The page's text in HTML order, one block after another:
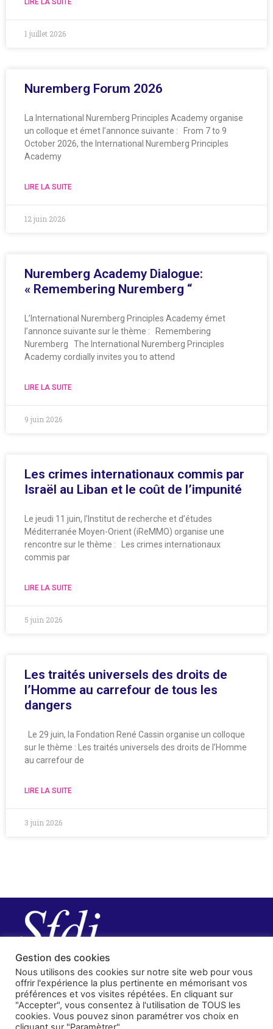
LIRE LA SUITE
1 juillet 2026
Nuremberg Forum 2026
La International Nuremberg Principles Academy organise
un colloque et émet l’annonce suivante : From 7 to 9
October 2026, the International Nuremberg Principles
Academy
LIRE LA SUITE
12 juin 2026
Nuremberg Academy Dialogue:
« Remembering Nuremberg “
L’International Nuremberg Principles Academy émet
l’annonce suivante sur le thème : Remembering
Nuremberg The International Nuremberg Principles
Academy cordially invites you to attend
LIRE LA SUITE
9 juin 2026
Les crimes internationaux commis par
Israël au Liban et le coût de l’impunité
Le jeudi 11 juin, l’Institut de recherche et d’études
Méditerranée Moyen-Orient (iReMMO) organise une
rencontre sur le thème : Les crimes internationaux
commis par
LIRE LA SUITE
5 juin 2026
Les traités universels des droits de
l’Homme au carrefour de tous les
dangers
Le 29 juin, la Fondation René Cassin organise un colloque
sur le thème : Les traités universels des droits de l’Homme
au carrefour de
LIRE LA SUITE
3 juin 2026
Gestion des cookies
Nous utilisons des cookies sur notre site web pour vous
offrir l'expérience la plus pertinente en mémorisant vos
préférences et vos visites répétées. En cliquant sur
"Accepter", vous consentez à l'utilisation de TOUS les
cookies. Vous pouvez sinon paramétrer vos choix en